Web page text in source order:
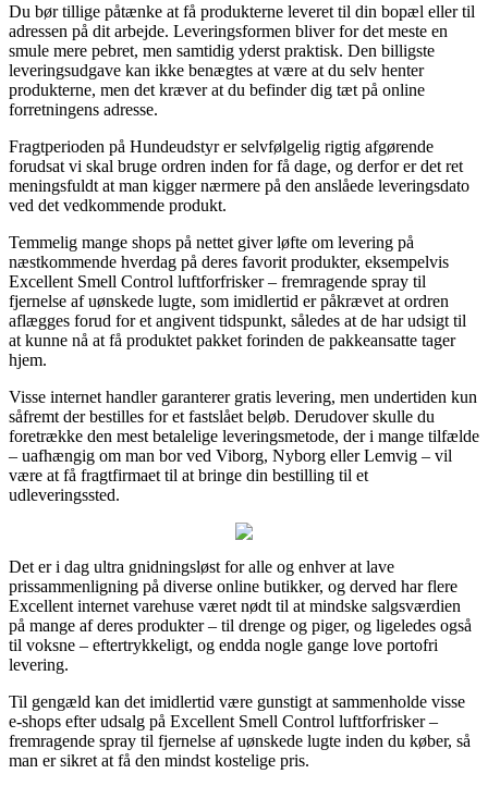
Du bør tillige påtænke at få produkterne leveret til din bopæl eller til
adressen på dit arbejde. Leveringsformen bliver for det meste en
smule mere pebret, men samtidig yderst praktisk. Den billigste
leveringsudgave kan ikke benægtes at være at du selv henter
produkterne, men det kræver at du befinder dig tæt på online
forretningens adresse.
Fragtperioden på Hundeudstyr er selvfølgelig rigtig afgørende
forudsat vi skal bruge ordren inden for få dage, og derfor er det ret
meningsfuldt at man kigger nærmere på den anslåede leveringsdato
ved det vedkommende produkt.
Temmelig mange shops på nettet giver løfte om levering på
næstkommende hverdag på deres favorit produkter, eksempelvis
Excellent Smell Control luftforfrisker – fremragende spray til
fjernelse af uønskede lugte, som imidlertid er påkrævet at ordren
aflægges forud for et angivent tidspunkt, således at de har udsigt til
at kunne nå at få produktet pakket forinden de pakkeansatte tager
hjem.
Visse internet handler garanterer gratis levering, men undertiden kun
såfremt der bestilles for et fastslået beløb. Derudover skulle du
foretrække den mest betalelige leveringsmetode, der i mange tilfælde
– uafhængig om man bor ved Viborg, Nyborg eller Lemvig – vil
være at få fragtfirmaet til at bringe din bestilling til et
udleveringssted.
Det er i dag ultra gnidningsløst for alle og enhver at lave
prissammenligning på diverse online butikker, og derved har flere
Excellent internet varehuse været nødt til at mindske salgsværdien
på mange af deres produkter – til drenge og piger, og ligeledes også
til voksne – eftertrykkeligt, og endda nogle gange love portofri
levering.
Til gengæld kan det imidlertid være gunstigt at sammenholde visse
e-shops efter udsalg på Excellent Smell Control luftforfrisker –
fremragende spray til fjernelse af uønskede lugte inden du køber, så
man er sikret at få den mindst kostelige pris.